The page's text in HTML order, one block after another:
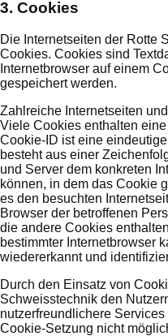
3. Cookies
Die Internetseiten der Rotte
Cookies. Cookies sind
Internetbrowser auf einem
gespeichert werden.
Zahlreiche Internetseiten
Viele Cookies enthalten
Cookie-ID ist eine
besteht aus einer
und Server dem konkreten
können, in dem das Cookie
es den besuchten
Browser der betroffenen
die andere Cookies
bestimmter Internetbrowser
wiedererkannt und
Durch den Einsatz von
Schweisstechnik den
nutzerfreundlichere
Cookie-Setzung nicht